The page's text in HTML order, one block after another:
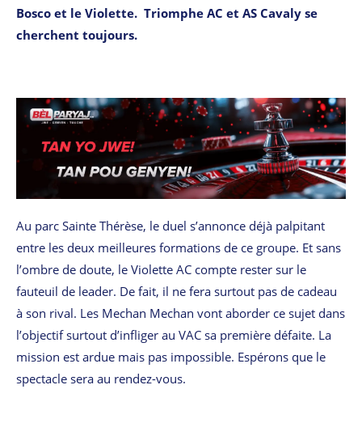
Bosco et le Violette. Triomphe AC et AS Cavaly se
cherchent toujours.
Au parc Sainte Thérèse, le duel s’annonce déjà palpitant
entre les deux meilleures formations de ce groupe. Et sans
l’ombre de doute, le Violette AC compte rester sur le
fauteuil de leader. De fait, il ne fera surtout pas de cadeau
à son rival. Les Mechan Mechan vont aborder ce sujet dans
l’objectif surtout d’infliger au VAC sa première défaite. La
mission est ardue mais pas impossible. Espérons que le
spectacle sera au rendez-vous.